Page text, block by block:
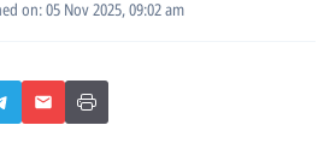
on: 05 Nov 2025, 09:02 am